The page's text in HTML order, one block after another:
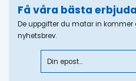
Få våra bästa
De uppgifter du matar in
nyhetsbrev.